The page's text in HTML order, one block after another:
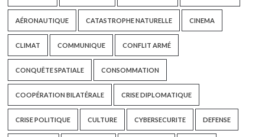
AÉRONAUTIQUE CATASTROPHE NATURELLE CINEMA
CLIMAT COMMUNIQUE CONFLIT ARMÉ
CONQUÊTE SPATIALE CONSOMMATION
COOPÉRATION BILATÉRALE CRISE DIPLOMATIQUE
CRISE POLITIQUE CULTURE CYBERSECURITE DEFENSE